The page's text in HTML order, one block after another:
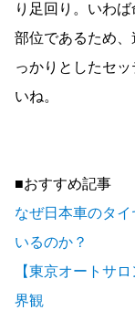
り足回り。いわ
部位であるため
っかりとしたセ
いね。
■おすすめ記事
なぜ日本車のタ
いるのか？
【東京オートサ
界観